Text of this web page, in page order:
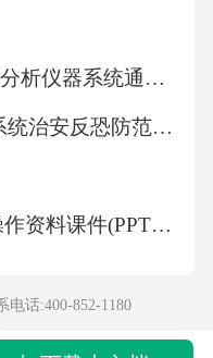
GB/T 34042-2017在线分析仪器系统通用规范
GA 1800.2-2021电力系统治安反恐防范要求第2部分：火力发电企业
Brother-TC-S2A机器操作资料课件(PPT 78页)
电话:400-852-1180